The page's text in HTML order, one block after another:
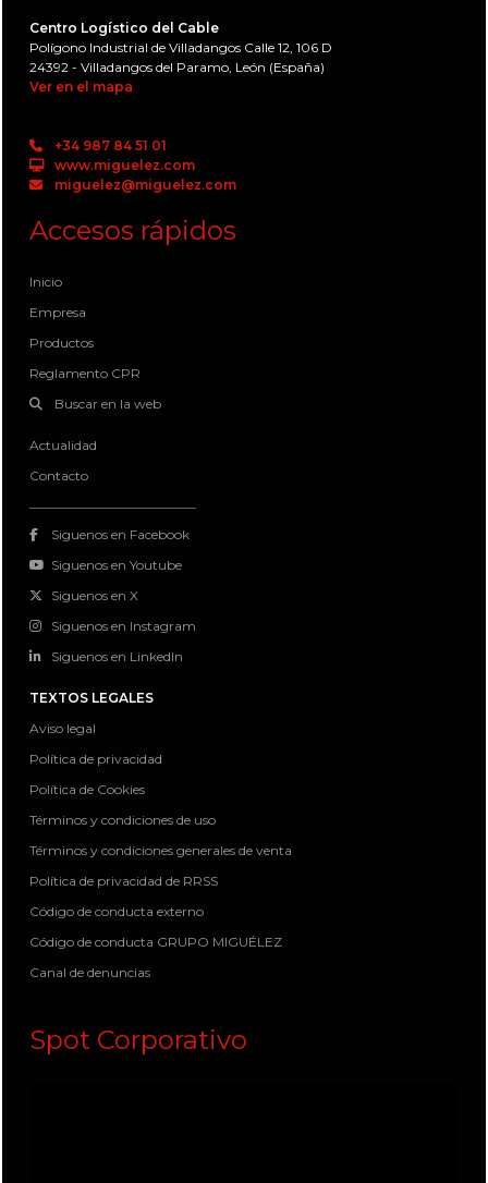
Centro Logístico del Cable
Polígono Industrial de Villadangos Calle 12, 106 D
24392 - Villadangos del Paramo, León (España)
Ver en el mapa
+34 987 84 51 01
www.miguelez.com
miguelez@miguelez.com
Accesos rápidos
Inicio
Empresa
Productos
Reglamento CPR
Buscar en la web
Actualidad
Contacto
Siguenos en Facebook
Siguenos en Youtube
Siguenos en X
Siguenos en Instagram
Siguenos en LinkedIn
TEXTOS LEGALES
Aviso legal
Política de privacidad
Política de Cookies
Términos y condiciones de uso
Términos y condiciones generales de venta
Política de privacidad de RRSS
Código de conducta externo
Código de conducta GRUPO MIGUÉLEZ
Canal de denuncias
Spot Corporativo